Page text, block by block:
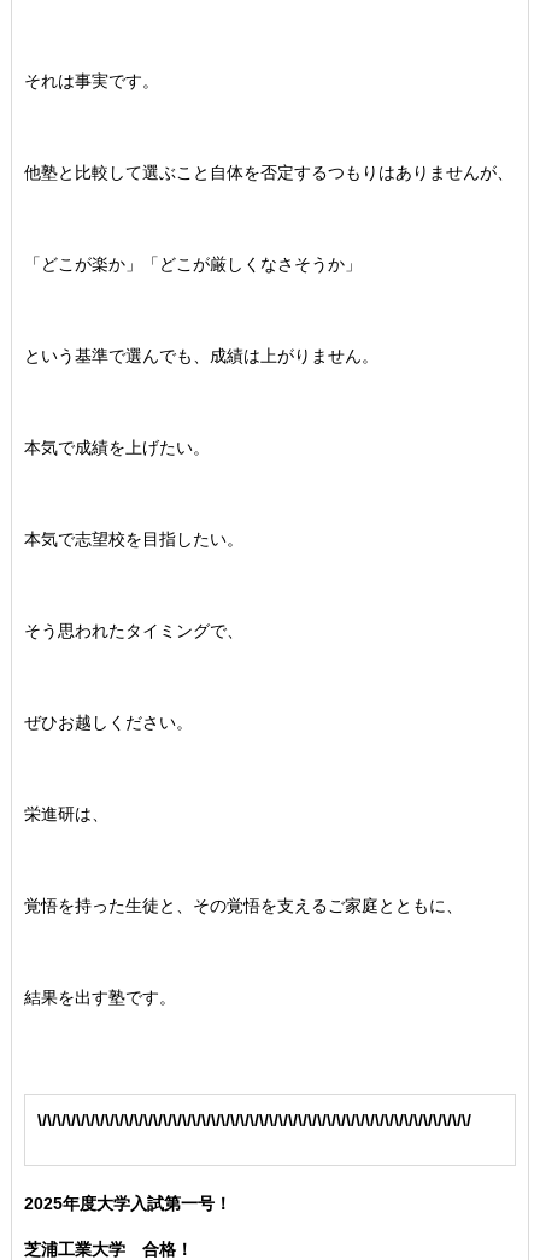
それは事実です。
他塾と比較して選ぶこと自体を否定するつもりはありませんが、
「どこが楽か」「どこが厳しくなさそうか」
という基準で選んでも、成績は上がりません。
本気で成績を上げたい。
本気で志望校を目指したい。
そう思われたタイミングで、
ぜひお越しください。
栄進研は、
覚悟を持った生徒と、その覚悟を支えるご家庭とともに、
結果を出す塾です。
\/\/\/\/\/\/\/\/\/\/\/\/\/\/\/\/\/\/\/\/\/\/\/\/\/\/\/\/\/\/\/\/\/\/\/\/\/\/\/\/\/\/\/\/\/
2025年度大学入試第一号！
芝浦工業大学 合格！